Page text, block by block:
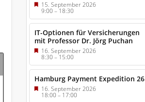
15. September 2026
9:00–18:30
IT-Optionen für Versicherungen
mit Professor Dr. Jörg Puchan
16. September 2026
8:30–15:00
Hamburg Payment Expedition 26
16. September 2026
18:00– 17:00